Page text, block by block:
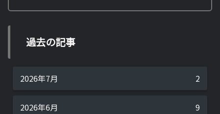
過去の記事
2026年7月 2
2026年6月 9